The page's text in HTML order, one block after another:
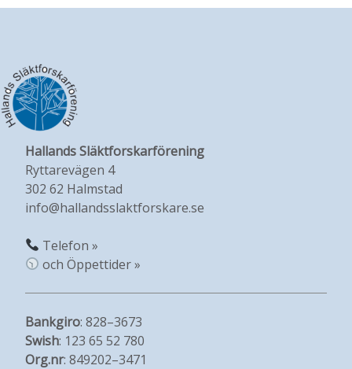
Hallands Släktforskarförening
Ryttarevägen 4
302 62 Halmstad
info@hallandsslaktforskare.se
Telefon »
och Öppettider »
Bankgiro: 828–3673
Swish: 123 65 52 780
Org.nr: 849202–3471